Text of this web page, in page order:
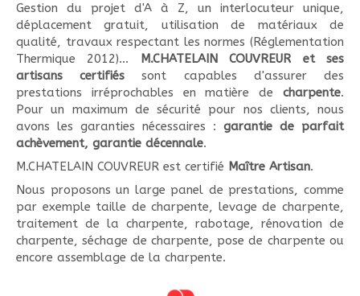
Gestion du projet d'A à Z, un interlocuteur unique,
déplacement gratuit, utilisation de matériaux de
qualité, travaux respectant les normes (Réglementation
Thermique 2012)...
M.CHATELAIN COUVREUR et ses
artisans certifiés sont capables d'assurer des
prestations irréprochables en matière de charpente.
Pour un maximum de sécurité pour nos clients, nous
avons les garanties nécessaires : garantie de parfait
achèvement, garantie décennale.
M.CHATELAIN COUVREUR est certifié Maître Artisan.
Nous proposons un large panel de prestations, comme
par exemple taille de charpente, levage de charpente,
traitement de la charpente, rabotage, rénovation de
charpente, séchage de charpente, pose de charpente ou
encore assemblage de la charpente.